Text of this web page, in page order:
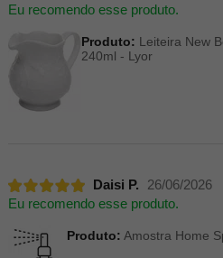
Eu recomendo esse produto.
Produto: Leiteira New
240ml - Lyor
Daisi P.
26/06/2026
Eu recomendo esse produto.
Produto: Amostra Home